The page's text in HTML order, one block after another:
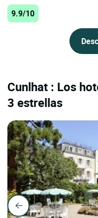
9.9/10
Cunlhat : Los
3 estrellas